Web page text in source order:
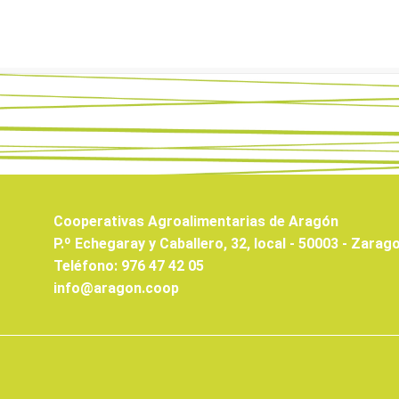
Cooperativas Agroalimentarias de Aragón
P.º Echegaray y Caballero, 32, local - 50003 -
Teléfono: 976 47 42 05
info@aragon.coop